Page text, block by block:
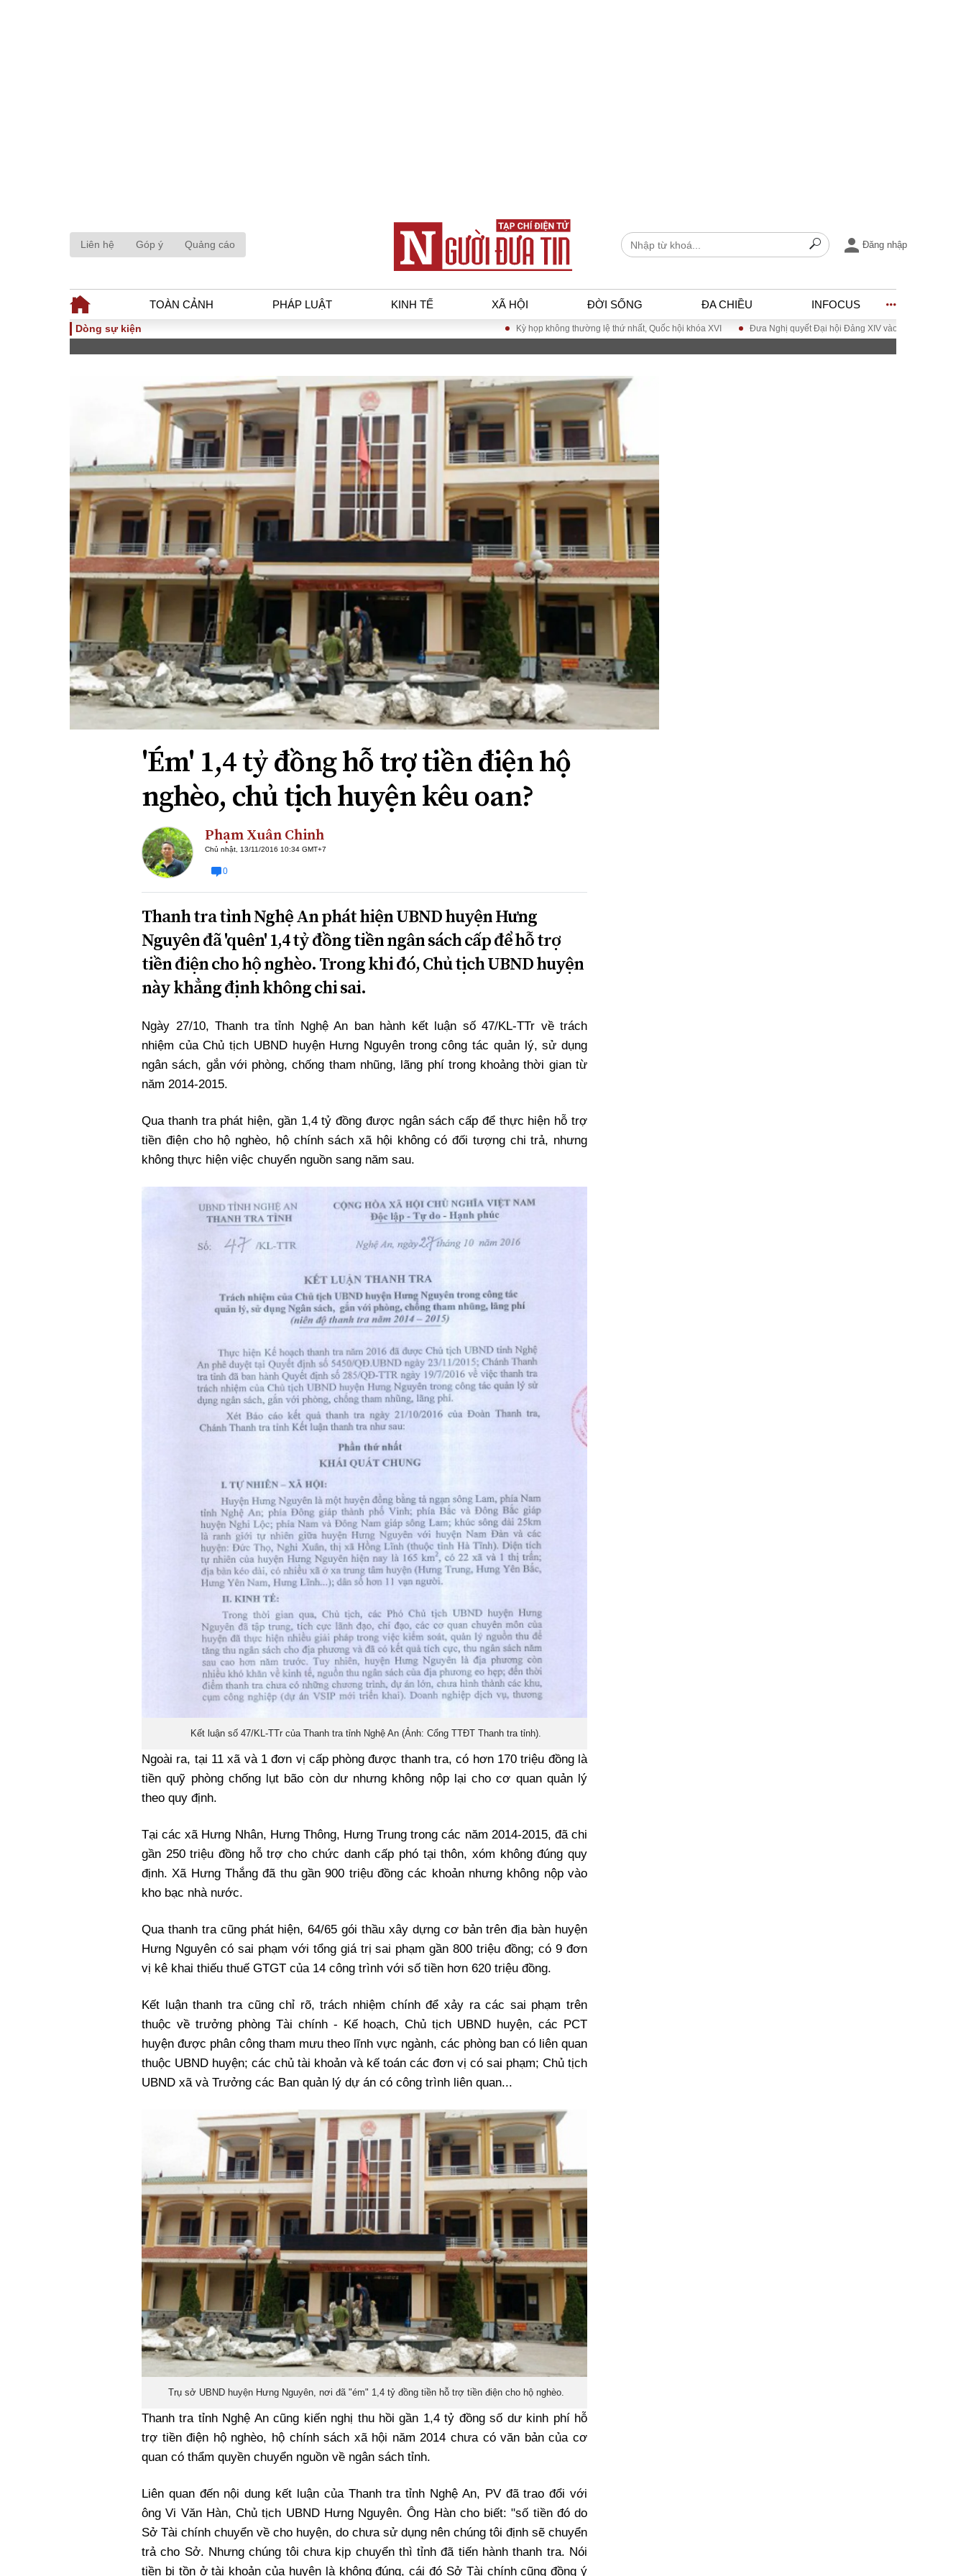
Liên hệ Góp ý Quảng cáo Đăng nhập
TOÀN CẢNH PHÁP LUẬT KINH TẾ XÃ HỘI ĐỜI SỐNG ĐA CHIỀU INFOCUS
TOÀN CẢNH
Tiêu điểm
Chính sách
Đối thoại
Thế giới
PHÁP LUẬT
Dòng chảy pháp
luật
Góc nhìn luật gia
Hồ sơ điều tra
Tiếng nói công dân
An ninh - Hình sự
KINH TẾ
Bất động sản
Tài chính - Ngân
hàng
Kinh tế vĩ mô
Hồ sơ doanh
nghiệp
Xu hướng thị
trường
luận
Công nghệ
XÃ HỘI
Dân sinh
Giáo dục
Văn hoá
Môi trường
Giao thông – Đô thị
ĐỜI SỐNG
ĐA CHIỀU
Quan điểm
Xi nhan Trái Phải
Bạn đọc viết
INFOCUS
Dòng sự kiện Kỳ họp không thường lệ thứ nhất, Quốc hội khóa XVI Đưa Nghị quyết Đại hội Đảng XIV vào cuộc sống
'Ém' 1,4 tỷ đồng hỗ trợ tiền điện hộ
nghèo, chủ tịch huyện kêu oan?
Phạm Xuân Chinh
Chủ nhật, 13/11/2016 10:34 GMT+7
0
Thanh tra tỉnh Nghệ An phát hiện UBND huyện Hưng
Nguyên đã 'quên' 1,4 tỷ đồng tiền ngân sách cấp để hỗ trợ
tiền điện cho hộ nghèo. Trong khi đó, Chủ tịch UBND huyện
này khẳng định không chi sai.
Ngày 27/10, Thanh tra tỉnh Nghệ An ban hành kết luận số 47/KL-TTr về trách
nhiệm của Chủ tịch UBND huyện Hưng Nguyên trong công tác quản lý, sử dụng
ngân sách, gắn với phòng, chống tham nhũng, lãng phí trong khoảng thời gian từ
năm 2014-2015.
Qua thanh tra phát hiện, gần 1,4 tỷ đồng được ngân sách cấp để thực hiện hỗ trợ
tiền điện cho hộ nghèo, hộ chính sách xã hội không có đối tượng chi trả, nhưng
không thực hiện việc chuyển nguồn sang năm sau.
Kết luận số 47/KL-TTr của Thanh tra tỉnh Nghệ An (Ảnh: Cổng TTĐT Thanh tra tỉnh).
Ngoài ra, tại 11 xã và 1 đơn vị cấp phòng được thanh tra, có hơn 170 triệu đồng là
tiền quỹ phòng chống lụt bão còn dư nhưng không nộp lại cho cơ quan quản lý
theo quy định.
Tại các xã Hưng Nhân, Hưng Thông, Hưng Trung trong các năm 2014-2015, đã chi
gần 250 triệu đồng hỗ trợ cho chức danh cấp phó tại thôn, xóm không đúng quy
định. Xã Hưng Thắng đã thu gần 900 triệu đồng các khoản nhưng không nộp vào
kho bạc nhà nước.
Qua thanh tra cũng phát hiện, 64/65 gói thầu xây dựng cơ bản trên địa bàn huyện
Hưng Nguyên có sai phạm với tổng giá trị sai phạm gần 800 triệu đồng; có 9 đơn
vị kê khai thiếu thuế GTGT của 14 công trình với số tiền hơn 620 triệu đồng.
Kết luận thanh tra cũng chỉ rõ, trách nhiệm chính để xảy ra các sai phạm trên
thuộc về trưởng phòng Tài chính - Kế hoạch, Chủ tịch UBND huyện, các PCT
huyện được phân công tham mưu theo lĩnh vực ngành, các phòng ban có liên quan
thuộc UBND huyện; các chủ tài khoản và kế toán các đơn vị có sai phạm; Chủ tịch
UBND xã và Trưởng các Ban quản lý dự án có công trình liên quan...
Trụ sở UBND huyện Hưng Nguyên, nơi đã "ém" 1,4 tỷ đồng tiền hỗ trợ tiền điện cho hộ nghèo.
Thanh tra tỉnh Nghệ An cũng kiến nghị thu hồi gần 1,4 tỷ đồng số dư kinh phí hỗ
trợ tiền điện hộ nghèo, hộ chính sách xã hội năm 2014 chưa có văn bản của cơ
quan có thẩm quyền chuyển nguồn về ngân sách tỉnh.
Liên quan đến nội dung kết luận của Thanh tra tỉnh Nghệ An, PV đã trao đổi với
ông Vi Văn Hàn, Chủ tịch UBND Hưng Nguyên. Ông Hàn cho biết: "số tiền đó do
Sở Tài chính chuyển về cho huyện, do chưa sử dụng nên chúng tôi định sẽ chuyển
trả cho Sở. Nhưng chúng tôi chưa kịp chuyển thì tỉnh đã tiến hành thanh tra. Nói
tiền bị tồn ở tài khoản của huyện là không đúng, cái đó Sở Tài chính cũng đồng ý